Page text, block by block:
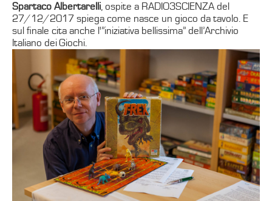
Spartaco Albertarelli, ospite a RADIO3SCIENZA del
27/12/2017 spiega come nasce un gioco da tavolo. E
sul finale cita anche l'”iniziativa bellissima” dell’Archivio
Italiano dei Giochi.